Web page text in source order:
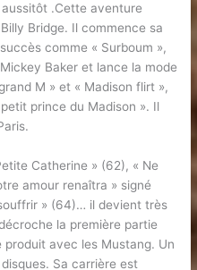
.Cette aventure
Bridge. Il commence sa
comme « Surboum »,
Baker et lance la mode
M » et « Madison flirt »,
prince du Madison ». Il
Catherine » (62), « Ne
amour renaîtra » signé
» (64)… il devient très
la première partie
produit avec les Mustang. Un
Sa carrière est